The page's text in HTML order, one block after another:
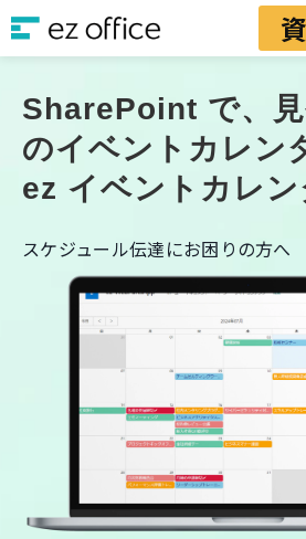
資料ダウンロード
料金
SharePoint で、
のイベントカレン
ez イベントカレン
スケジュール伝達にお困りの方へ